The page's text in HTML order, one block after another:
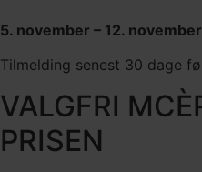
5. november – 12.
Tilmelding senest 30 dage
VALGFRI
PRISEN